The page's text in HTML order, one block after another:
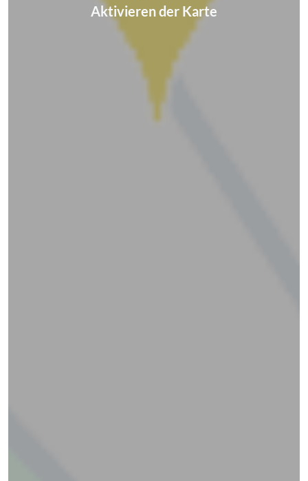
Aktivieren der Karte